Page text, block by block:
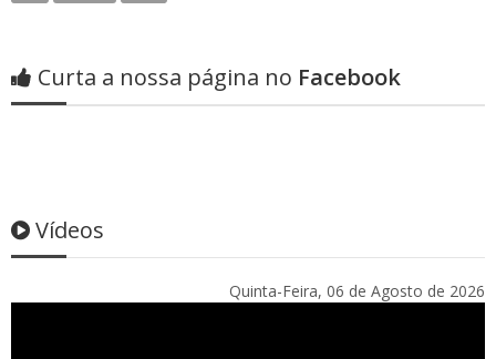
Curta a nossa página no Facebook
Vídeos
Quinta-Feira, 06 de Agosto de 2026